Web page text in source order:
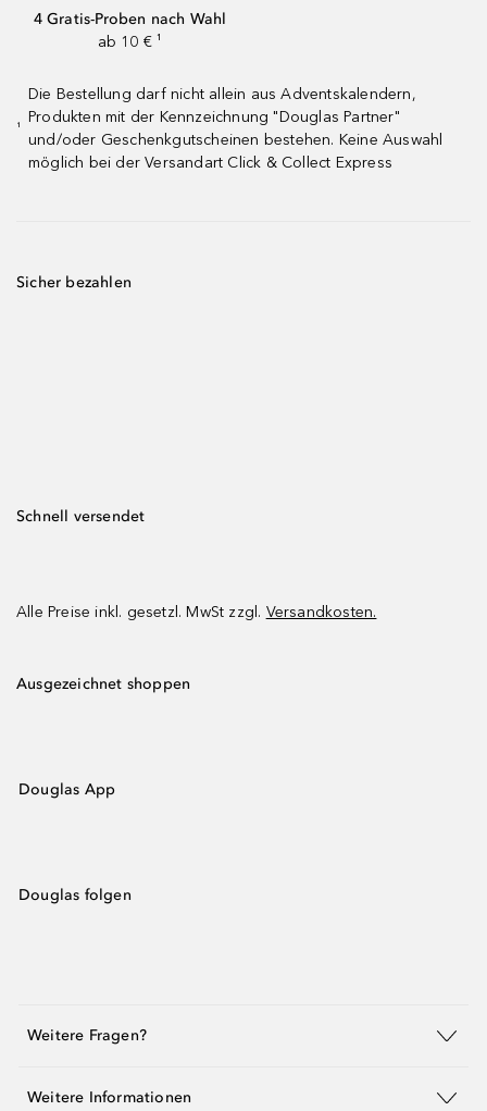
4 Gratis-Proben nach Wahl
ab 10 € ¹
¹
Die Bestellung darf nicht allein aus Adventskalendern,
Produkten mit der Kennzeichnung "Douglas Partner"
und/oder Geschenkgutscheinen bestehen. Keine Auswahl
möglich bei der Versandart Click & Collect Express
Sicher bezahlen
Schnell versendet
Alle Preise inkl. gesetzl. MwSt zzgl. Versandkosten.
Ausgezeichnet shoppen
Douglas App
Douglas folgen
Weitere Fragen?
Weitere Informationen